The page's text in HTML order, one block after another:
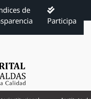
de
Participa